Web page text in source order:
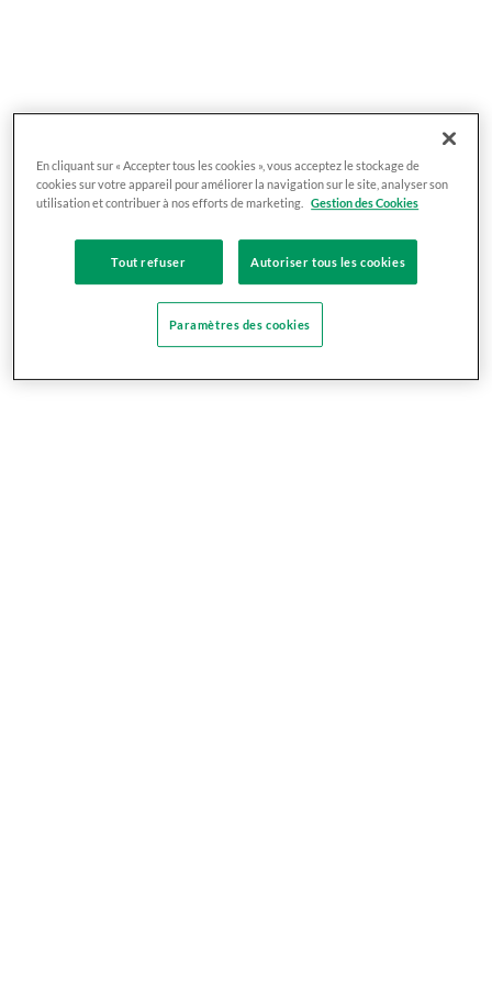
En cliquant sur « Accepter tous les cookies », vous acceptez le stockage de
cookies sur votre appareil pour améliorer la navigation sur le site, analyser son
utilisation et contribuer à nos efforts de marketing.
Gestion des Cookies
Tout refuser Autoriser tous les cookies
Paramètres des cookies